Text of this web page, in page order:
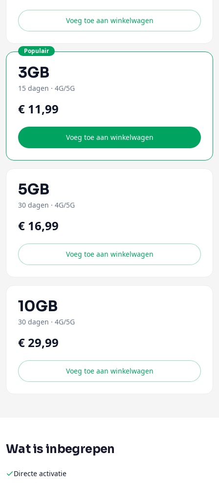
Voeg toe aan winkelwagen
Populair
3GB
15 dagen · 4G/5G
€ 11,99
Voeg toe aan winkelwagen
5GB
30 dagen · 4G/5G
€ 16,99
Voeg toe aan winkelwagen
10GB
30 dagen · 4G/5G
€ 29,99
Voeg toe aan winkelwagen
Wat is inbegrepen
Directe activatie